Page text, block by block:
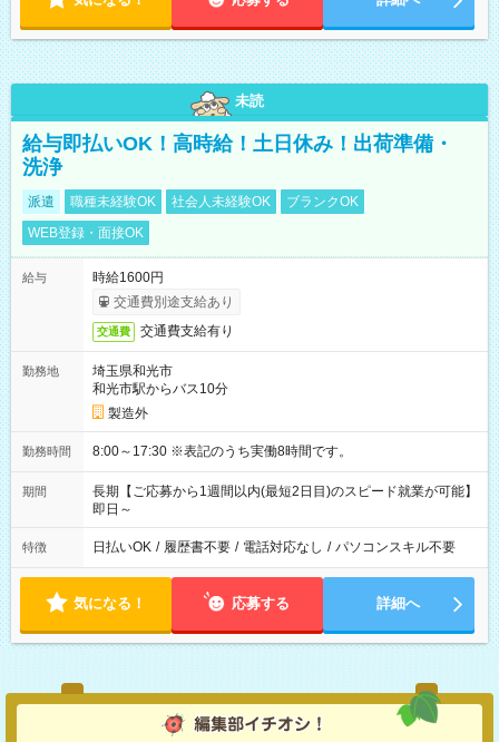
未読
給与即払いOK！高時給！土日休み！出荷準備・
洗浄
派遣 職種未経験OK 社会人未経験OK
ブランクOK
WEB登録・面接OK
給与
時給1600円
交通費別途支給あり
交通費 交通費支給有り
勤務地
埼玉県和光市
和光市駅からバス10分
製造外
勤務時間 8:00～17:30 ※表記のうち実働8時間です。
期間
長期【ご応募から1週間以内(最短2日目)のスピード就業が可能】
即日～
特徴 日払いOK / 履歴書不要 / 電話対応なし / パソコンスキル不要
気になる！ 応募する 詳細へ